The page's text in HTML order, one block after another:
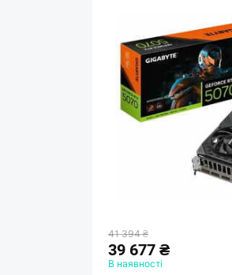
41 394 ₴
39 677 ₴
В наявності